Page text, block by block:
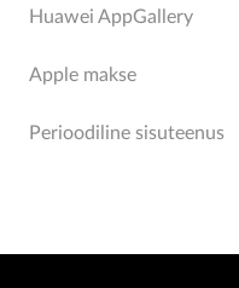
Huawei AppGallery
Apple makse
Perioodiline sisuteenus